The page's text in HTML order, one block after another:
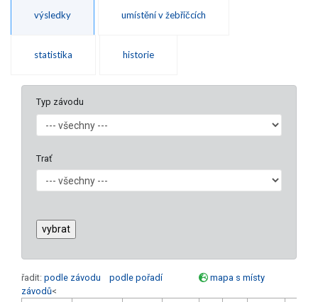
výsledky umístění v žebříčcích
statistika historie
Typ závodu
Trať
řadit: podle závodu podle pořadí
mapa s místy
závodů<